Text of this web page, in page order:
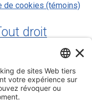
de cookies (témoins)
droit